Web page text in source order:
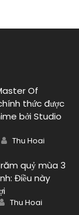
Of
thức được
bởi Studio
Author
Thu Hoai
quỷ mùa 3
Điều này
Author
Thu Hoai